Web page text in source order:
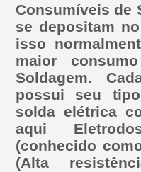
Consumíveis de
se depositam
isso
maior
Soldagem.
possui seu
solda elétrica
aqui
(conhecido
(Alta